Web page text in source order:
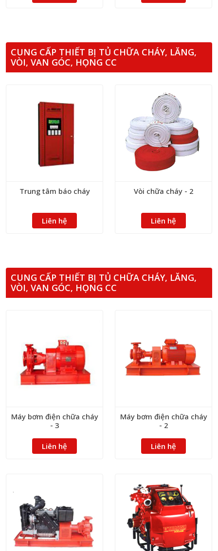
CUNG CẤP THIẾT BỊ TỦ CHỮA CHÁY, LĂNG,
VÒI, VAN GÓC, HỌNG CC
Trung tâm báo cháy
Liên hệ
Vòi chữa cháy - 2
Liên hệ
CUNG CẤP THIẾT BỊ TỦ CHỮA CHÁY, LĂNG,
VÒI, VAN GÓC, HỌNG CC
Máy bơm điện chữa cháy
- 3
Liên hệ
Máy bơm điện chữa cháy
- 2
Liên hệ